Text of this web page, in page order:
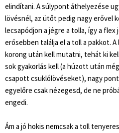
elindítani. A súlypont áthelyezése
lövésnél, az ütőt pedig nagy erővel
lecsapódjon a jégre a tolla, így a flex
erősebben találja el a toll a pakkot.
korong után kell mutatni, tehát ki
sok gyakorlás kell (a húzott után
csapott csuklólövéseket), nagy
egyelőre csak nézegesd, de ne
engedi.
Ám a jó hokis nemcsak a toll